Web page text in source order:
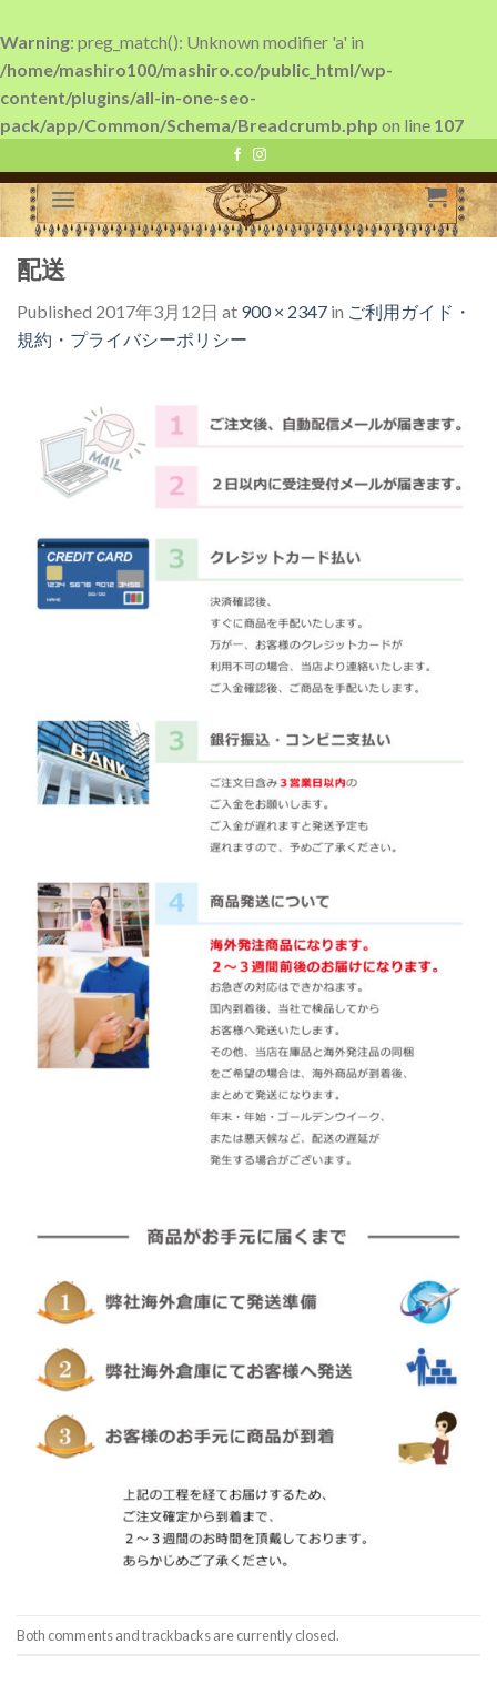
Warning: preg_match(): Unknown modifier 'a' in
/home/mashiro100/mashiro.co/public_html/wp-
content/plugins/all-in-one-seo-
pack/app/Common/Schema/Breadcrumb.php on line 107
to
content
配送
Published 2017年3月12日 at 900 × 2347 in ご利用ガイド・
規約・プライバシーポリシー
Both comments and trackbacks are currently closed.